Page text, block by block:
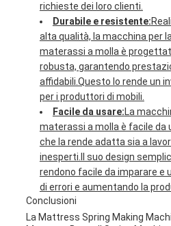
richieste dei loro clienti.
Durabile e resistente:
alta qualità, la macchina per
materassi a molla è
robusta, garantendo
affidabili.Questo lo rende un
per i produttori di mobili.
Facile da usare:La
materassi a molla è facile da
che la rende adatta sia a
inesperti.Il suo design
rendono facile da imparare e
di errori e aumentando la
Conclusioni
La Mattress Spring Making